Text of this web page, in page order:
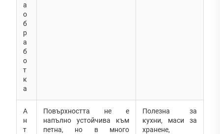
а
о
б
р
а
б
о
т
к
а
А
н
т
Повърхността не е
напълно устойчива към
петна, но в много
Полезна за
кухни, маси за
хранене,